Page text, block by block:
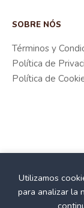
SOBRE NÓS
Términos y
Política de
Política de
Utilizamos
para analizar la